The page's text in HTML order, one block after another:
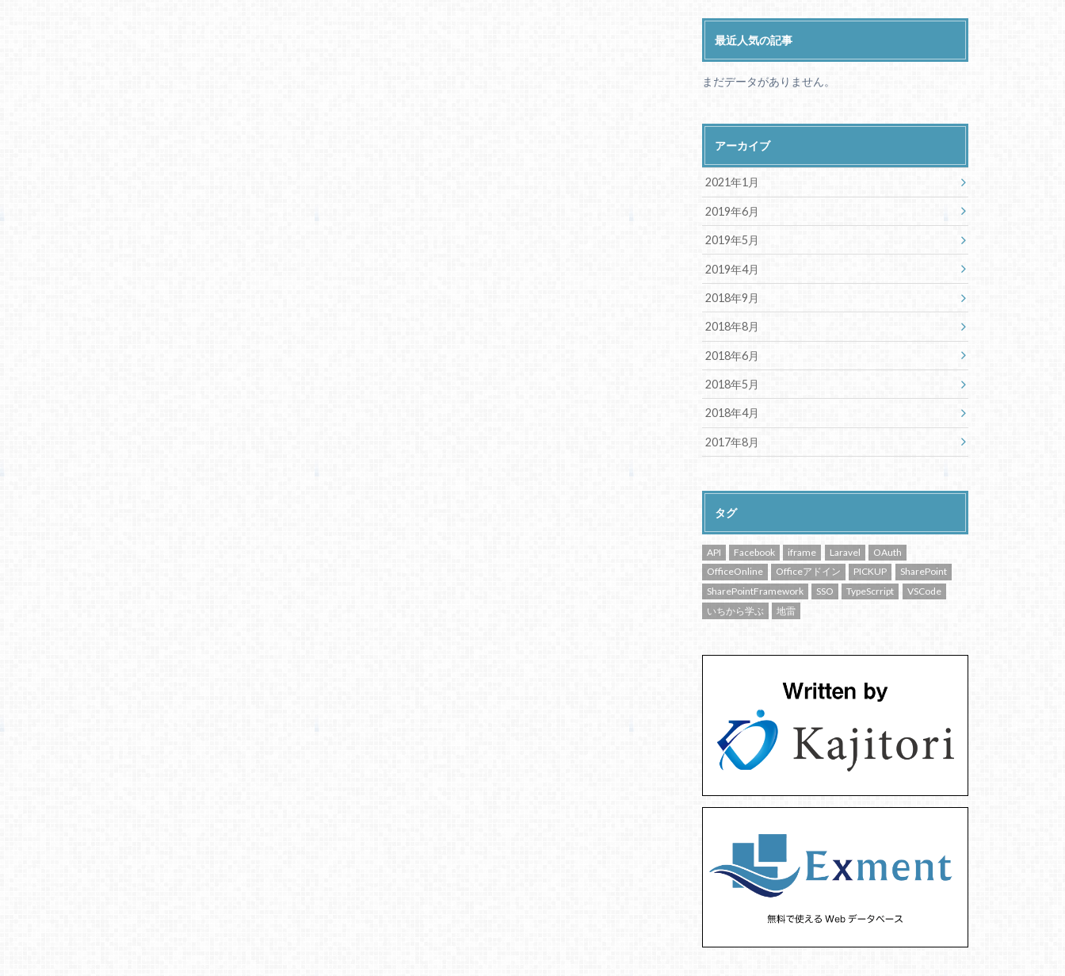
最近人気の記事
まだデータがありません。
アーカイブ
2021年1月
2019年6月
2019年5月
2019年4月
2018年9月
2018年8月
2018年6月
2018年5月
2018年4月
2017年8月
タグ
API Facebook iframe Laravel
OAuth
OfficeOnline
Officeアドイン PICKUP
SharePoint
SharePointFramework
SSO TypeScrript
VSCode
いちから学ぶ
地雷